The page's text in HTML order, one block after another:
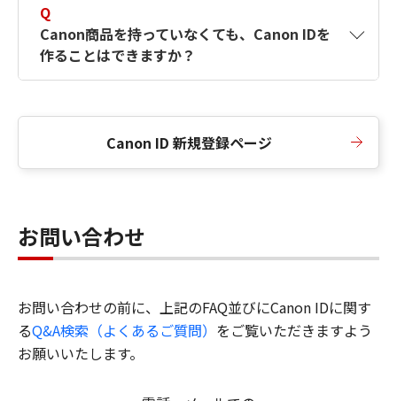
Q
Canon商品を持っていなくても、Canon IDを
作ることはできますか？
Canon ID 新規登録ページ
お問い合わせ
お問い合わせの前に、上記のFAQ並びにCanon IDに関す
るQ&A検索（よくあるご質問） をご覧いただきますよう
お願いいたします。